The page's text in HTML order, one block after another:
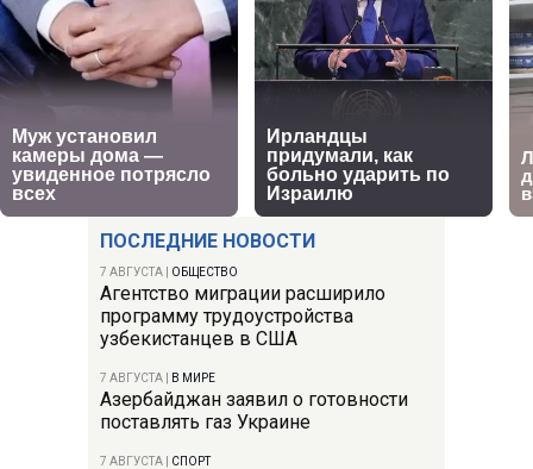
ПОСЛЕДНИЕ НОВОСТИ
7 АВГУСТА ОБЩЕСТВО
Агентство миграции расширило
программу трудоустройства
узбекистанцев в США
7 АВГУСТА В МИРЕ
Азербайджан заявил о готовности
поставлять газ Украине
7 АВГУСТА СПОРТ